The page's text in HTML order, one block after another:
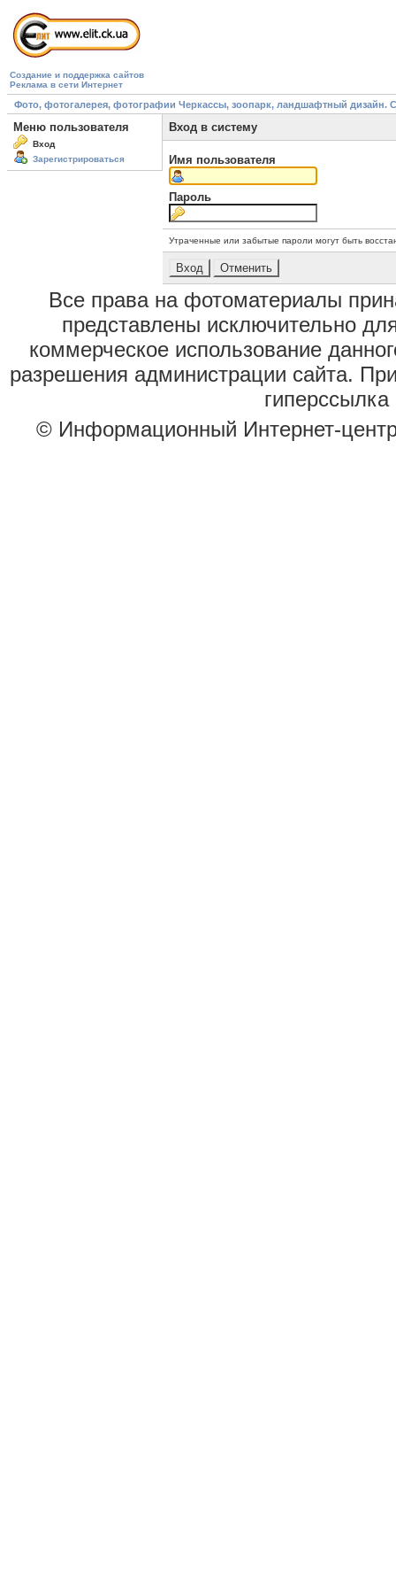
Создание и поддержка сайтов
Реклама в сети Интернет
Фото, фотогалерея, фотографии Черкассы, зоопарк, ландшафтный дизайн.
Меню пользователя
Вход
Зарегистрироваться
Вход в систему
Имя пользователя
Пароль
Утраченные или забытые пароли могут быть
Все права на фотоматериалы
представлены исключительно
коммерческое использование
разрешения администрации сайта.
гиперссылка
© Информационный Интернет-